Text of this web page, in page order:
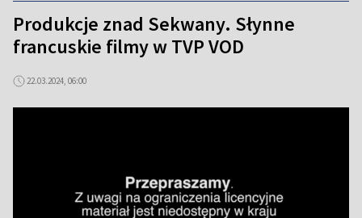
Produkcje znad Sekwany. Słynne
francuskie filmy w TVP VOD
22.03.2024, 06:00